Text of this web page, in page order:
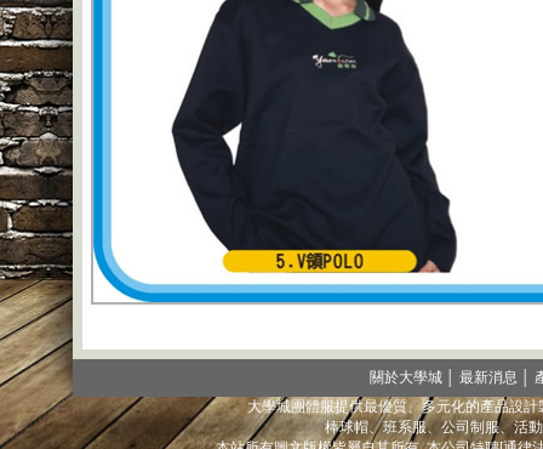
關於大學城 最新消息
大學城團體服提供最優質、多元化的產品設
棒球帽、班系服、公司制服、活